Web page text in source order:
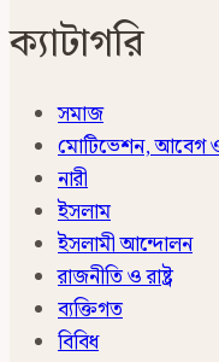
ক্যাটাগরি
সমাজ
মোটিভেশন, আবেগ
নারী
ইসলাম
ইসলামী আন্দোলন
রাজনীতি ও রাষ্ট্র
ব্যক্তিগত
বিবিধ